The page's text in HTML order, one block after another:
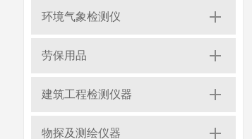
环境气象检测仪
劳保用品
建筑工程检测仪器
物探及测绘仪器